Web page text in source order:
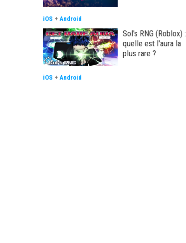
iOS + Android
Sol's RNG (Roblox) :
quelle est l'aura la
plus rare ?
iOS + Android